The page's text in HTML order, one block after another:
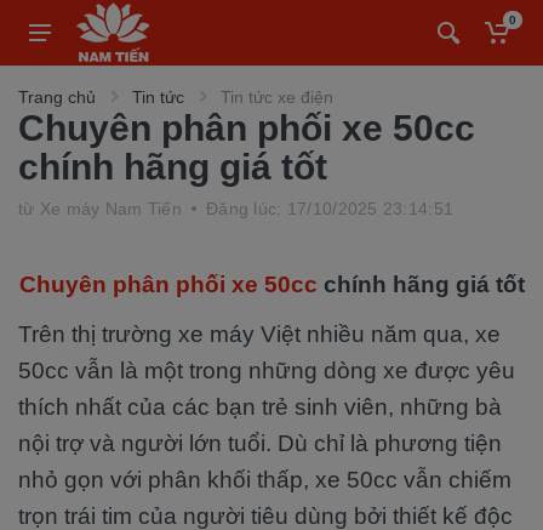
0
Trang chủ Tin tức Tin tức xe điện
Chuyên phân phối xe 50cc
chính hãng giá tốt
từ Xe máy Nam Tiến Đăng lúc: 17/10/2025 23:14:51
Chuyên phân phối xe 50cc chính hãng giá tốt
Trên thị trường xe máy Việt nhiều năm qua, xe
50cc vẫn là một trong những dòng xe được yêu
thích nhất của các bạn trẻ sinh viên, những bà
nội trợ và người lớn tuổi. Dù chỉ là phương tiện
nhỏ gọn với phân khối thấp, xe 50cc vẫn chiếm
trọn trái tim của người tiêu dùng bởi thiết kế độc